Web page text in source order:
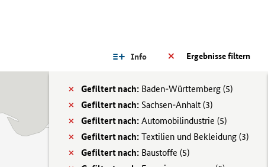
Ergebnisse filtern
Info
Gefiltert nach: Baden-Württemberg (5)
Gefiltert nach: Sachsen-Anhalt (3)
Gefiltert nach: Automobilindustrie (5)
Gefiltert nach: Textilien und Bekleidung (3)
Gefiltert nach: Baustoffe (5)